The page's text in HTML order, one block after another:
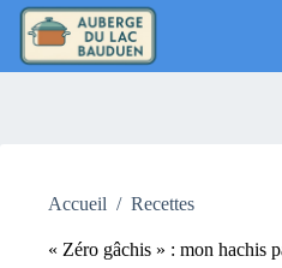
Passer
contenu
Accueil / Recettes
« Zéro gâchis » : mon hachis